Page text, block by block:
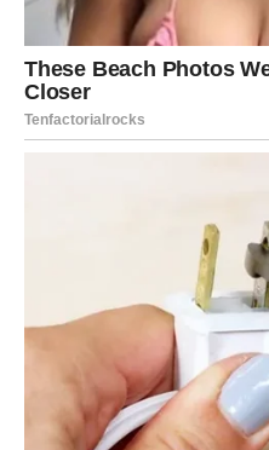
ovog ljeta.
Prihvatite pozive za
vas. Upravo među njima
Zvijezde jasno pokazuju da
lijepim vijestima, iskrenim
život konačno donosi ono
Ljubav i novac dolaze
ispunjeni srećom,
zadovoljstvo.